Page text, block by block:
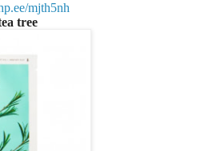
mjth5nh
tree